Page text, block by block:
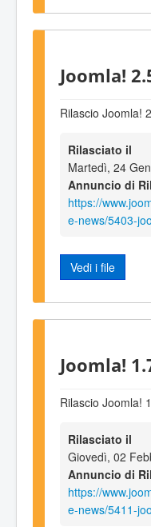
Joomla!
Rilascio Joomla!
Rilasciato il
Martedì, 24
Annuncio di
https://
e-news/5403-
Vedi i file
Joomla!
Rilascio Joomla!
Rilasciato il
Giovedì, 02
Annuncio di
https://
e-news/5411-